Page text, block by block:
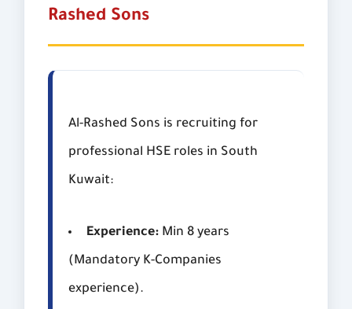
Rashed Sons
Al-Rashed Sons is recruiting for
professional HSE roles in South
Kuwait:
Experience: Min 8 years
(Mandatory K-Companies
experience).